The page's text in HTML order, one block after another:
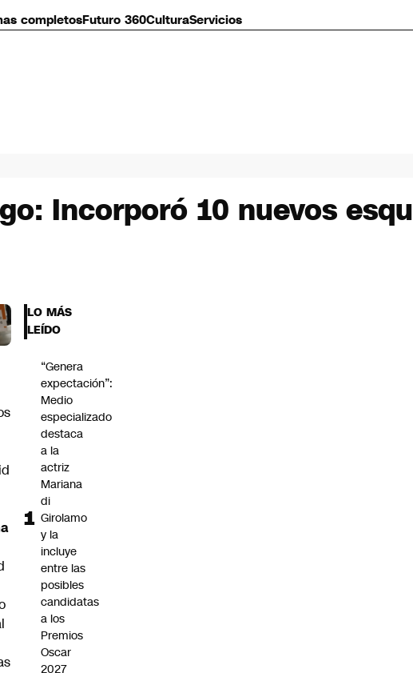
completosFuturo 360CulturaServicios
Incorporó 10 nuevos
LO MÁS
LEÍDO
“Genera
expectación”:
Medio
especializado
destaca
a la
actriz
Mariana
di
Girolamo
y la
incluye
entre las
posibles
candidatas
a los
Premios
Oscar
2027